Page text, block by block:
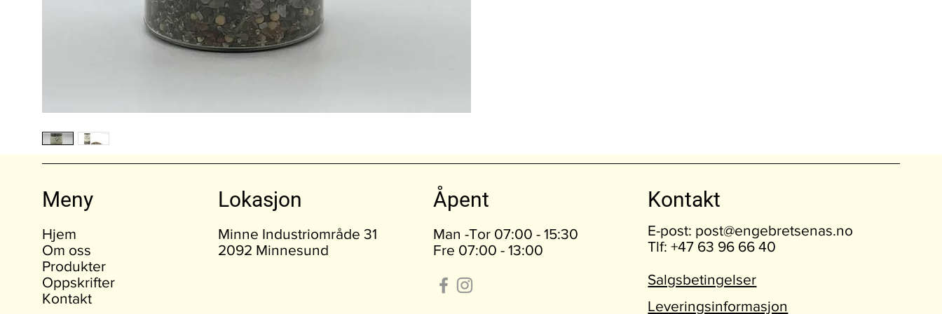
Meny
Hjem
Om oss
Produkter
Oppskrifter
Kontakt
Lokasjon
Minne Industriområde 31
2092 Minnesund
Åpent
Man -Tor 07:00 - 15:30
Fre 07:00 - 13:00
Kontakt
E-post: post@engebretsenas.no
Tlf: +47 63 96 66 40
Salgsbetingelser
Leveringsinformasjon